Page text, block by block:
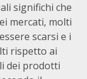
significhi che
mercati, molti
scarsi e i
rispetto ai
dei prodotti